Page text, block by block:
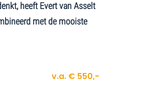
heeft Evert van Asselt
met de mooiste
v.a. € 550,-